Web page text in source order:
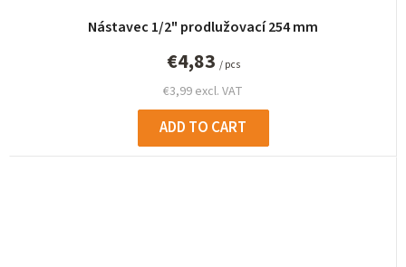
Nástavec 1/2" prodlužovací 254 mm
€3,99 excl. VAT
€4,83 / pcs
ADD TO CART